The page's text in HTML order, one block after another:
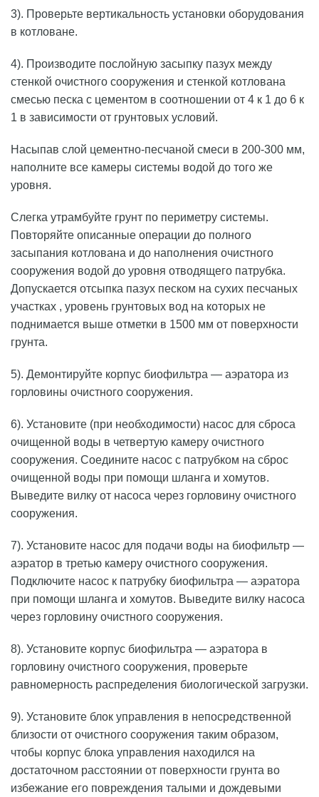
3). Проверьте вертикальность установки оборудования
в котловане.
4). Производите послойную засыпку пазух между
стенкой очистного сооружения и стенкой котлована
смесью песка с цементом в соотношении от 4 к 1 до 6 к
1 в зависимости от грунтовых условий.
Насыпав слой цементно-песчаной смеси в 200-300 мм,
наполните все камеры системы водой до того же
уровня.
Слегка утрамбуйте грунт по периметру системы.
Повторяйте описанные операции до полного
засыпания котлована и до наполнения очистного
сооружения водой до уровня отводящего патрубка.
Допускается отсыпка пазух песком на сухих песчаных
участках , уровень грунтовых вод на которых не
поднимается выше отметки в 1500 мм от поверхности
грунта.
5). Демонтируйте корпус биофильтра — аэратора из
горловины очистного сооружения.
6). Установите (при необходимости) насос для сброса
очищенной воды в четвертую камеру очистного
сооружения. Соедините насос с патрубком на сброс
очищенной воды при помощи шланга и хомутов.
Выведите вилку от насоса через горловину очистного
сооружения.
7). Установите насос для подачи воды на биофильтр —
аэратор в третью камеру очистного сооружения.
Подключите насос к патрубку биофильтра — аэратора
при помощи шланга и хомутов. Выведите вилку насоса
через горловину очистного сооружения.
8). Установите корпус биофильтра — аэратора в
горловину очистного сооружения, проверьте
равномерность распределения биологической загрузки.
9). Установите блок управления в непосредственной
близости от очистного сооружения таким образом,
чтобы корпус блока управления находился на
достаточном расстоянии от поверхности грунта во
избежание его повреждения талыми и дождевыми